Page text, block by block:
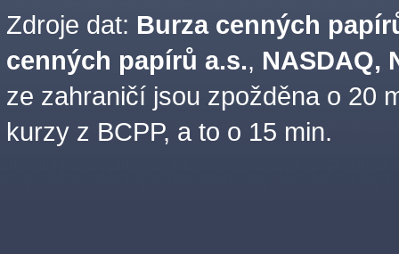
Zdroje dat: Burza cenných
cenných papírů a.s., NASDAQ,
ze zahraničí jsou zpožděna o 20
kurzy z BCPP, a to o 15 min.